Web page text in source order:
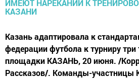
Казань адаптировала к
федерации футбола к турниру
площадки КАЗАНЬ, 20 июня. /
Рассказов/. Команды-участницы